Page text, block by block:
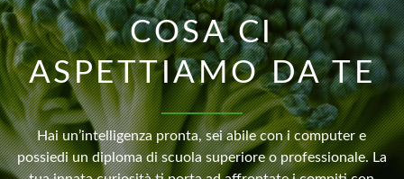
COSA CI
ASPETTIAMO DA TE
Hai un’intelligenza pronta, sei abile con i computer e
possiedi un diploma di scuola superiore o professionale. La